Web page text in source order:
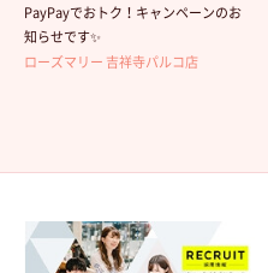
PayPayでおトク！キャンペーンのお
知らせです✨
ローズマリー 吉祥寺パルコ店